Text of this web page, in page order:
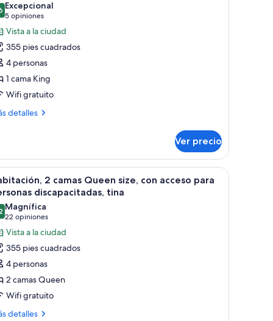
de 10
Excepcional
5 opiniones
(5
opiniones)
Vista a la ciudad
355 pies cuadrados
4 personas
1 cama King
Wifi gratuito
detalles
Ver precio
altos, incluyendo un rascacielos de vidrio destacado y una torre
Un paisaje urbano con edificios modernos
6
2 camas Queen size, con acceso para
discapacitadas, tina
de 10
Magnífica
22 opiniones
(22
opiniones)
Vista a la ciudad
355 pies cuadrados
4 personas
2 camas Queen
Wifi gratuito
detalles